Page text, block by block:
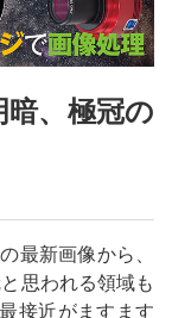
、極冠の
最新画像から、
思われる領域も
接近がますます